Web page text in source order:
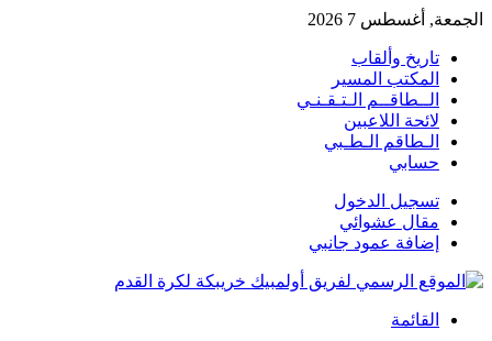
الجمعة, أغسطس 7 2026
تاريخ وألقاب
المكتب المسير
الــطاقــم الـتـقـنـي
لائحة اللاعبين
الـطاقم الـطـبي
حسابي
تسجيل الدخول
مقال عشوائي
إضافة عمود جانبي
القائمة